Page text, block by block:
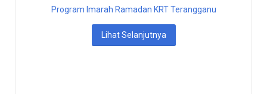
Program Imarah Ramadan KRT Terangganu
Lihat Selanjutnya